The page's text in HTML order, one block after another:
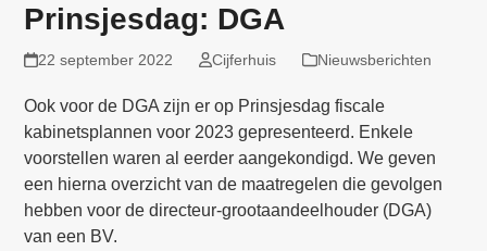
Prinsjesdag: DGA
22 september 2022 Cijferhuis Nieuwsberichten
Ook voor de DGA zijn er op Prinsjesdag fiscale
kabinetsplannen voor 2023 gepresenteerd. Enkele
voorstellen waren al eerder aangekondigd. We geven
een hierna overzicht van de maatregelen die gevolgen
hebben voor de directeur-grootaandeelhouder (DGA)
van een BV.